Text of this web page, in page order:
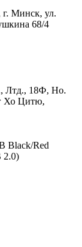
Минск, ул.
68/4
Лтд., 18Ф, Но.
Хо Цитю,
Black/Red
2.0)